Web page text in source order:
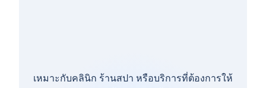
เหมาะกับคลินิก ร้านสปา หรือบริการที่ต้องการให้